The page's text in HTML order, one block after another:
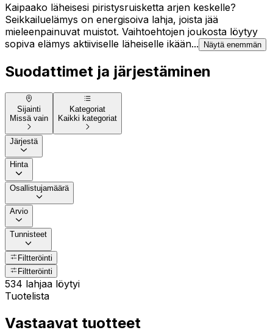
Kaipaako läheisesi piristysruisketta arjen keskelle?
Seikkailuelämys on energisoiva lahja, joista jää
mieleenpainuvat muistot. Vaihtoehtojen joukosta löytyy
sopiva elämys aktiiviselle läheiselle ikään...
Näytä enemmän
Suodattimet ja järjestäminen
Sijainti
Missä vain
Kategoriat
Kaikki kategoriat
Järjestä
Hinta
Osallistujamäärä
Arvio
Tunnisteet
Filtteröinti
Filtteröinti
534 lahjaa löytyi
Tuotelista
Vastaavat tuotteet